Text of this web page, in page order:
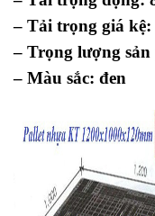
– Tải trọng giá
– Trọng lượng
– Màu sắc: đen